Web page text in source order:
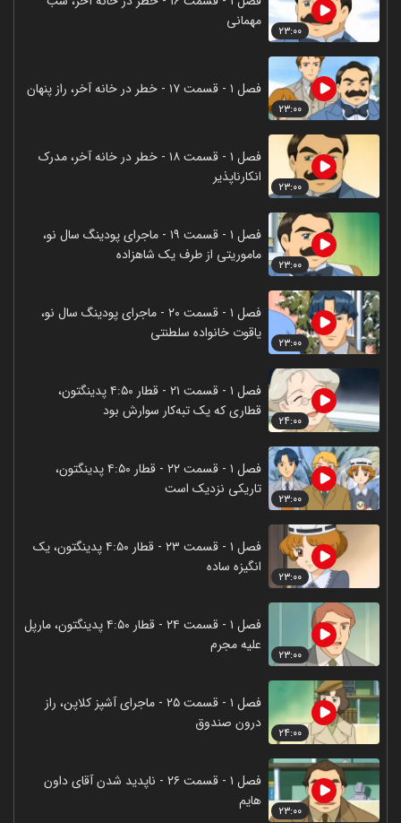
۲۳:۰۰
مهمانی
۲۳:۰۰
فصل ۱ - قسمت ۱۷ - خطر در خانه آخر، راز پنهان
۲۳:۰۰
فصل ۱ - قسمت ۱۸ - خطر در خانه آخر، مدرک
انکارناپذیر
۲۳:۰۰
فصل ۱ - قسمت ۱۹ - ماجرای پودینگ سال نو،
ماموریتی از طرف یک شاهزاده
۲۳:۰۰
فصل ۱ - قسمت ۲۰ - ماجرای پودینگ سال نو،
یاقوت خانواده سلطنتی
۲۴:۰۰
فصل ۱ - قسمت ۲۱ - قطار ۴:۵۰ پدینگتون،
قطاری که یک تبه‌کار سوارش بود
۲۳:۰۰
فصل ۱ - قسمت ۲۲ - قطار ۴:۵۰ پدینگتون،
تاریکی نزدیک است
۲۳:۰۰
فصل ۱ - قسمت ۲۳ - قطار ۴:۵۰ پدینگتون، یک
انگیزه ساده
۲۳:۰۰
فصل ۱ - قسمت ۲۴ - قطار ۴:۵۰ پدینگتون، مارپل
علیه مجرم
۲۴:۰۰
فصل ۱ - قسمت ۲۵ - ماجرای آشپز کلاپن، راز
درون صندوق
۲۳:۰۰
فصل ۱ - قسمت ۲۶ - ناپدید شدن آقای داون
هایم